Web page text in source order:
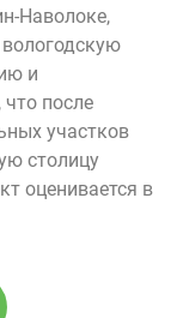
Наволоке,
вологодскую
и
после
участков
столицу
оценивается в